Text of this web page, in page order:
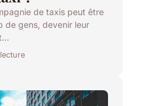
de taxis peut être
de gens, devenir leur